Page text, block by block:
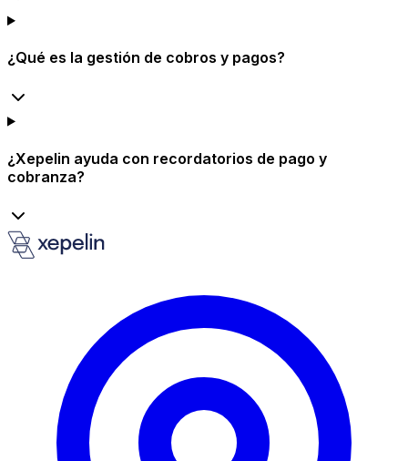
¿Qué es la gestión de cobros y pagos?
¿Xepelin ayuda con recordatorios de pago y
cobranza?